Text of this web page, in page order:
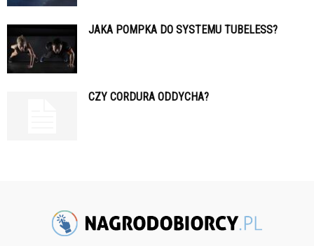
JAKA POMPKA DO SYSTEMU TUBELESS?
CZY CORDURA ODDYCHA?